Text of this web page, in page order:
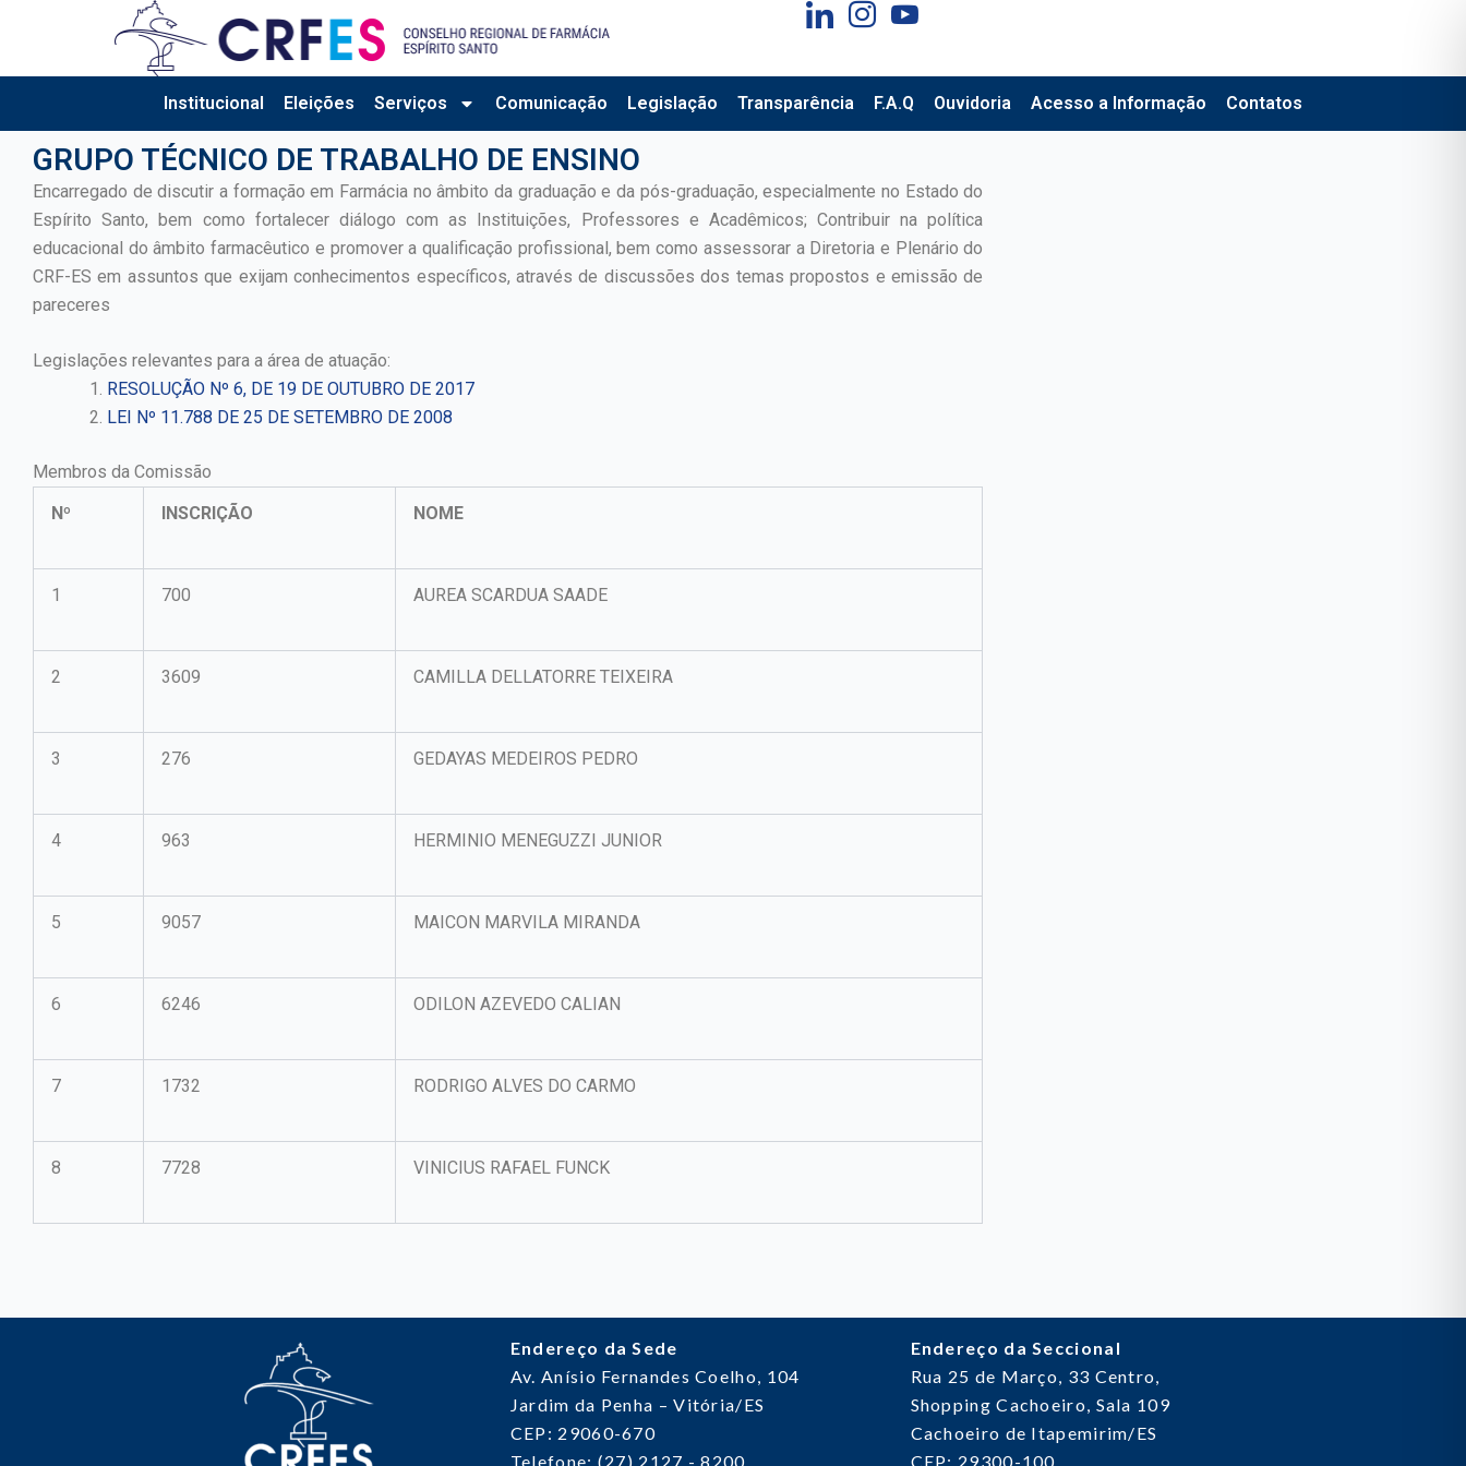
Institucional Eleições Serviços Comunicação Legislação Transparência F.A.Q Ouvidoria Acesso a Informação Contatos
GRUPO TÉCNICO DE TRABALHO DE ENSINO
Encarregado de discutir a formação em Farmácia no âmbito da graduação e da pós-graduação, especialmente no Estado do
Espírito Santo, bem como fortalecer diálogo com as Instituições, Professores e Acadêmicos; Contribuir na política
educacional do âmbito farmacêutico e promover a qualificação profissional, bem como assessorar a Diretoria e Plenário do
CRF-ES em assuntos que exijam conhecimentos específicos, através de discussões dos temas propostos e emissão de
pareceres
Legislações relevantes para a área de atuação:
RESOLUÇÃO Nº 6, DE 19 DE OUTUBRO DE 2017
LEI Nº 11.788 DE 25 DE SETEMBRO DE 2008
Membros da Comissão
Nº
INSCRIÇÃO NOME
1 700 AUREA SCARDUA SAADE
2 3609 CAMILLA DELLATORRE TEIXEIRA
3 276 GEDAYAS MEDEIROS PEDRO
4 963 HERMINIO MENEGUZZI JUNIOR
5 9057 MAICON MARVILA MIRANDA
6 6246 ODILON AZEVEDO CALIAN
7 1732 RODRIGO ALVES DO CARMO
8 7728 VINICIUS RAFAEL FUNCK
Endereço da Sede
Av. Anísio Fernandes Coelho, 104
Jardim da Penha – Vitória/ES
CEP: 29060-670
Telefone: (27) 2127 - 8200
Endereço da Seccional
Rua 25 de Março, 33 Centro,
Shopping Cachoeiro, Sala 109
Cachoeiro de Itapemirim/ES
CEP: 29300-100